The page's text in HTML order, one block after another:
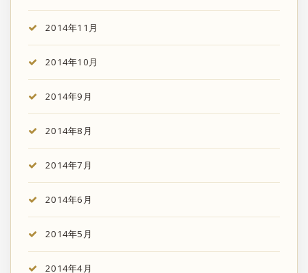
2014年11月
2014年10月
2014年9月
2014年8月
2014年7月
2014年6月
2014年5月
2014年4月